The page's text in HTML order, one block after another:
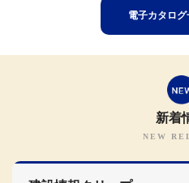
電子カタロ
新着